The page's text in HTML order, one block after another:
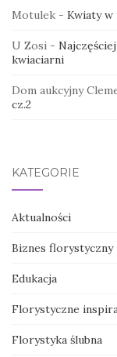
Motulek - Kwiaty w
U Zosi -
kwiaciarni
Dom aukcyjny
cz.2
KATEGORIE
Aktualności
Biznes florystyczny
Edukacja
Florystyczne
Florystyka ślubna